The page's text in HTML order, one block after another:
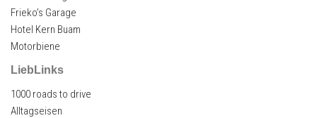
Frieko’s Garage
Hotel Kern Buam
Motorbiene
LiebLinks
1000 roads to drive
Alltagseisen